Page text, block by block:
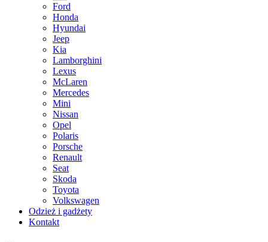
Ford
Honda
Hyundai
Jeep
Kia
Lamborghini
Lexus
McLaren
Mercedes
Mini
Nissan
Opel
Polaris
Porsche
Renault
Seat
Skoda
Toyota
Volkswagen
Odzież i gadżety
Kontakt